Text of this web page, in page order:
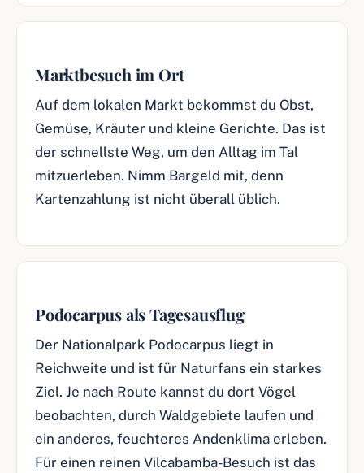
Marktbesuch im Ort
Auf dem lokalen Markt bekommst du Obst,
Gemüse, Kräuter und kleine Gerichte. Das ist
der schnellste Weg, um den Alltag im Tal
mitzuerleben. Nimm Bargeld mit, denn
Kartenzahlung ist nicht überall üblich.
Podocarpus als Tagesausflug
Der Nationalpark Podocarpus liegt in
Reichweite und ist für Naturfans ein starkes
Ziel. Je nach Route kannst du dort Vögel
beobachten, durch Waldgebiete laufen und
ein anderes, feuchteres Andenklima erleben.
Für einen reinen Vilcabamba-Besuch ist das